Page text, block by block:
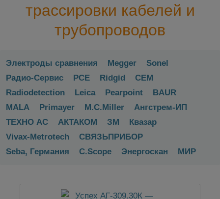
трассировки кабелей и
трубопроводов
Электроды сравнения Megger
Sonel
Радио-Сервис
PCE Ridgid
CEM
Radiodetection
Leica Pearpoint
BAUR
MALА
Primayer M.C.Miller
Ангстрем-ИП
ТЕХНО АС
АКТАКОМ ЗМ
Квазар
Vivax-Metrotech
СВЯЗЬПРИБОР
Seba, Германия
C.Scope Энергоскан МИР